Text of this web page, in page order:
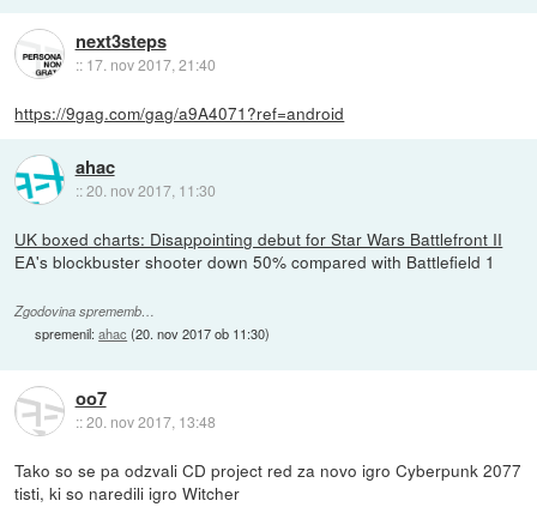
next3steps
:: 17. nov 2017, 21:40
https://9gag.com/gag/a9A4071?ref=android
ahac
::20. nov 2017, 11:30
UK boxed charts: Disappointing debut for Star Wars Battlefront II
EA's blockbuster shooter down 50% compared with Battlefield 1
Zgodovina sprememb…
spremenil:ahac (20. nov 2017 ob 11:30)
oo7
::20. nov 2017, 13:48
Tako so se pa odzvali CD project red za novo igro Cyberpunk 2077
tisti, ki so naredili igro Witcher